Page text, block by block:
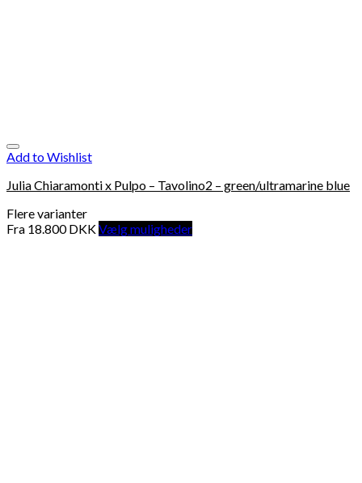
Add to Wishlist
Julia Chiaramonti x Pulpo – Tavolino2 – green/ultramarine blue
Flere varianter
Fra 18.800DKKVælg muligheder